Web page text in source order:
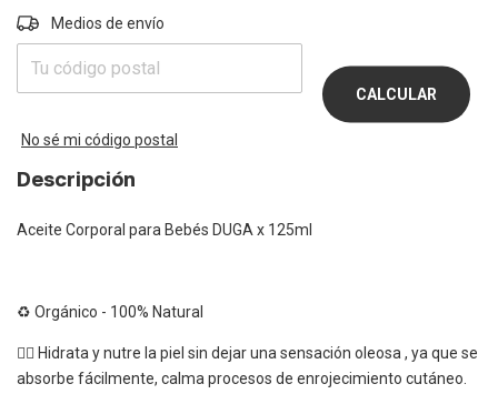
Entregas para el CP:
Medios de envío
CALCULAR
No sé mi código postal
Descripción
Aceite Corporal para Bebés DUGA x 125ml
♻️ Orgánico - 100% Natural
👉🏻 Hidrata y nutre la piel sin dejar una sensación oleosa , ya que se
absorbe fácilmente, calma procesos de enrojecimiento cutáneo.